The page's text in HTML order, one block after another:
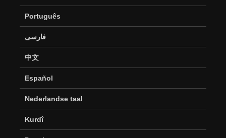
Português
فارسی
中文
Español
Nederlandse taal
Kurdî